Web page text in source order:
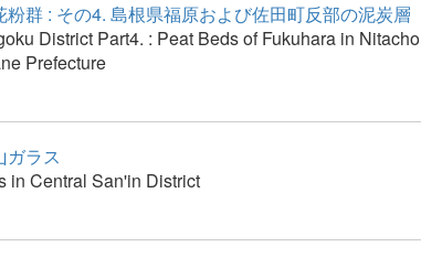
群 : その4. 島根県福原および佐田町反部の泥炭層
District Part4. : Peat Beds of Fukuhara in Nitacho
Prefecture
ガラス
in Central San'in District